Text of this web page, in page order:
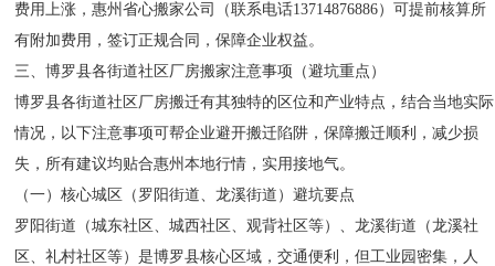
费用上涨，惠州省心搬家公司（联系电话13714876886）可提前核算所
有附加费用，签订正规合同，保障企业权益。
三、博罗县各街道社区厂房搬家注意事项（避坑重点）
博罗县各街道社区厂房搬迁有其独特的区位和产业特点，结合当地实际
情况，以下注意事项可帮企业避开搬迁陷阱，保障搬迁顺利，减少损
失，所有建议均贴合惠州本地行情，实用接地气。
（一）核心城区（罗阳街道、龙溪街道）避坑要点
罗阳街道（城东社区、城西社区、观背社区等）、龙溪街道（龙溪社
区、礼村社区等）是博罗县核心区域，交通便利，但工业园密集，人